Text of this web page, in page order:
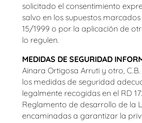
solicitado el consentimiento
salvo en los supuestos marcados
15/1999 o por la aplicación de
lo regulen.
MEDIDAS DE SEGURIDAD
Ainara Ortigosa Arruti y otro, C.B.
los medidas de seguridad
legalmente recogidas en el RD
Reglamento de desarrollo de la
encaminadas a garantizar la